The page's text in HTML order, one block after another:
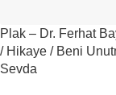
Plak – Dr. Ferhat
/ Hikaye / Beni
Sevda